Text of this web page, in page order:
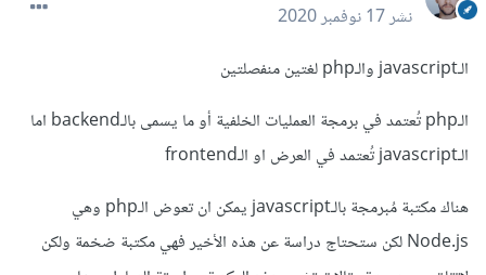
نشر17 نوفمبر 2020
الـjavascript والـphp لغتين منفصلتين
الـphp تُعتمد في برمجة العمليات الخلفية أو ما يسمى بالـbackend اما
الـjavascript تُعتمد في العرض او الـfrontend
هناك مكتبة مُبرمجة بالـjavascript يمكن ان تعوض الـphp وهي
Node.js لكن ستحتاج دراسة عن هذه الأخير فهي مكتبة ضخمة ولكن